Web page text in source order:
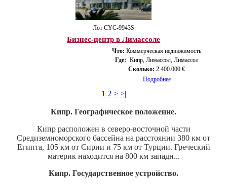
Лот CYС-9943S
Бизнес-центр в Лимассоле
Что: Коммерческая недвижимость
Где: Кипр, Лимассол, Лимассол
Сколько: 2.400.000 €
Подробнее
1 2 > >|
Кипр. Географическое положение.
Кипр расположен в северо-восточной части
Средиземноморского бассейна на расстоянии 380 км от
Египта, 105 км от Сирии и 75 км от Турции. Греческий
материк находится на 800 км западн...
Кипр. Государственное устройство.